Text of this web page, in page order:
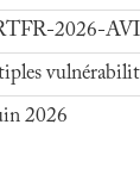
2026-
2026